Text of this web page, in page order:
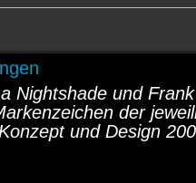
Nightshade und
der
und Design